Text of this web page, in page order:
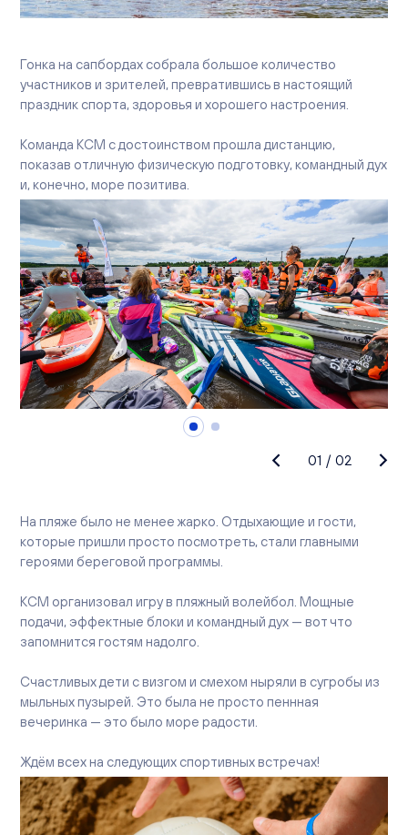
Вакансии
Офисы продаж
Гонка на сапбордах собрала большое количество
участников и зрителей, превратившись в настоящий
праздник спорта, здоровья и хорошего настроения.
Команда КСМ с достоинством прошла дистанцию,
показав отличную физическую подготовку, командный дух
и, конечно, море позитива.
01 / 02
На пляже было не менее жарко. Отдыхающие и гости,
которые пришли просто посмотреть, стали главными
героями береговой программы.
КСМ организовал игру в пляжный волейбол. Мощные
подачи, эффектные блоки и командный дух — вот что
запомнится гостям надолго.
Счастливых дети с визгом и смехом ныряли в сугробы из
мыльных пузырей. Это была не просто пеннная
вечеринка — это было море радости.
Ждём всех на следующих спортивных встречах!